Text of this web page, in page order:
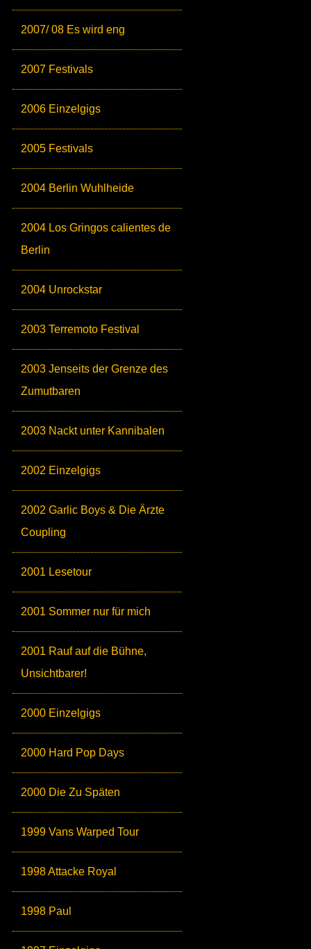
2007/ 08 Es wird eng
2007 Festivals
2006 Einzelgigs
2005 Festivals
2004 Berlin Wuhlheide
2004 Los Gringos calientes de
Berlin
2004 Unrockstar
2003 Terremoto Festival
2003 Jenseits der Grenze des
Zumutbaren
2003 Nackt unter Kannibalen
2002 Einzelgigs
2002 Garlic Boys & Die Ärzte
Coupling
2001 Lesetour
2001 Sommer nur für mich
2001 Rauf auf die Bühne,
Unsichtbarer!
2000 Einzelgigs
2000 Hard Pop Days
2000 Die Zu Späten
1999 Vans Warped Tour
1998 Attacke Royal
1998 Paul